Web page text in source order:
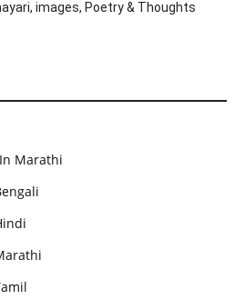
images, Poetry & Thoughts
Marathi